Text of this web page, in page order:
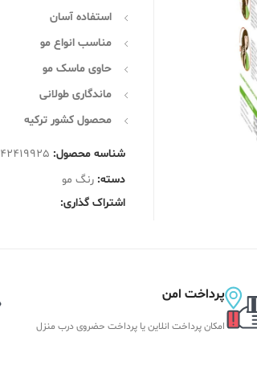
استفاده آسان
مناسب انواع مو
حاوی ماسک مو
ماندگاری طولانی
محصول کشور ترکیه
شناسه محصول:
دسته: رنگ مو
اشتراک گذاری:
پرداخت امن
امکان پرداخت انلاین یا پرداخت حضروی درب منزل